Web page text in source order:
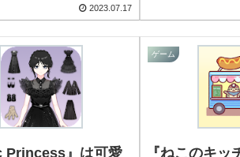
2023.07.17
Princess』は可愛
ゲーム
『ねこのキ